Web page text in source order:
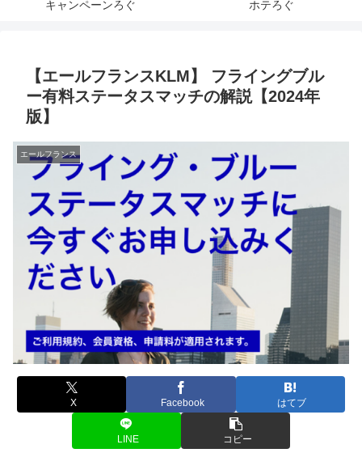
キャンペーンろぐ ホテろぐ
【エールフランスKLM】 フライングブル
ー有料ステータスマッチの解説【2024年
版】
エールフランス
X Facebook はてブ
LINE コピー